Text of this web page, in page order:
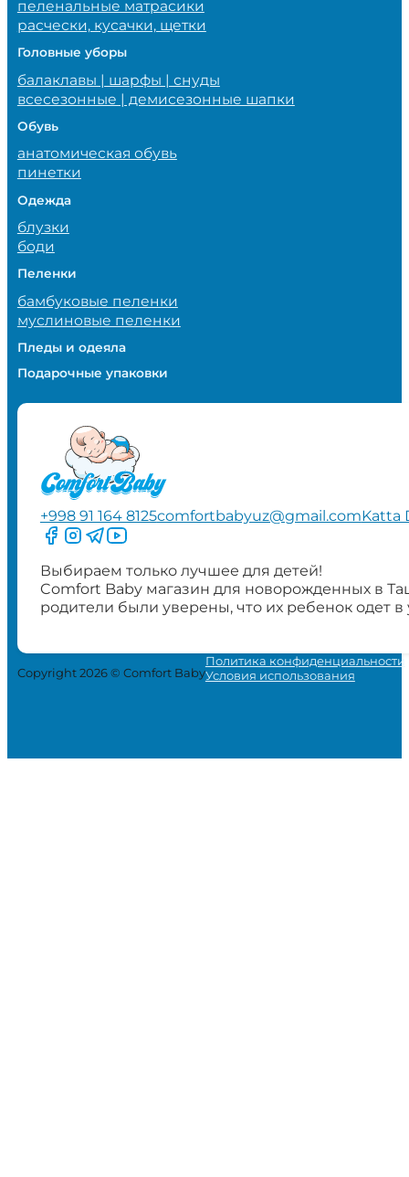
пеленальные матрасики
расчески, кусачки, щетки
Головные уборы
балаклавы | шарфы | снуды
всесезонные | демисезонные шапки
Обувь
анатомическая обувь
пинетки
Одежда
блузки
боди
Пеленки
бамбуковые пеленки
муслиновые пеленки
Пледы и одеяла
Подарочные упаковки
+998 91 164 8125comfortbabyuz@gmail.comKatta
Следите за нами на Facebook
Следите за нами в Instagram
Следите за нами в Telegram
Следите за нами в YouTube
Выбираем только лучшее для детей!
Comfort Baby магазин для новорожденных в
родители были уверены, что их ребенок одет
Copyright 2026 © Comfort Baby
Политика конфиденциальности
Условия использования